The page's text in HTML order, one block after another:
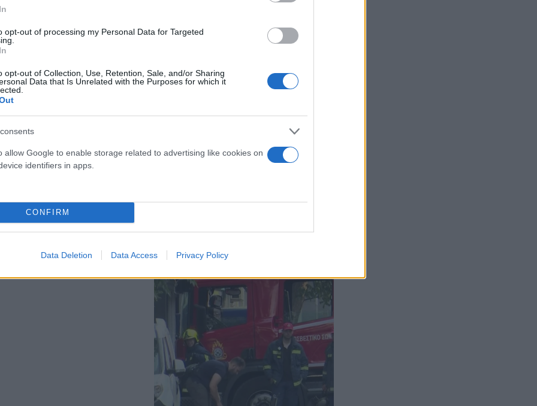
opt-out of processing my Personal Data for Targeted
opt-out of Collection, Use, Retention, Sale, and/or Sharing
Data that Is Unrelated with the Purposes for which it
allow Google to enable storage related to advertising like cookies on
identifiers in apps.
CONFIRM
Data Deletion Data Access Privacy Policy
Οδό από Ελευσίνα
και για